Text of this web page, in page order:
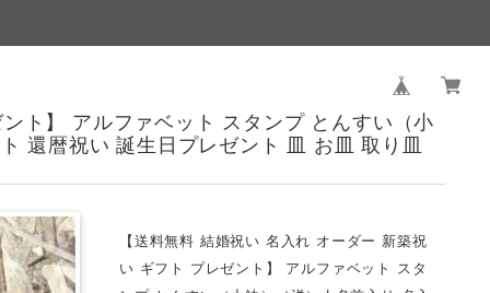
ト】 アルファベット スタンプ とんすい（小
還暦祝い 誕生日プレゼント 皿 お皿 取り皿
【送料無料 結婚祝い 名入れ オーダー 新築祝
い ギフト プレゼント】 アルファベット スタ